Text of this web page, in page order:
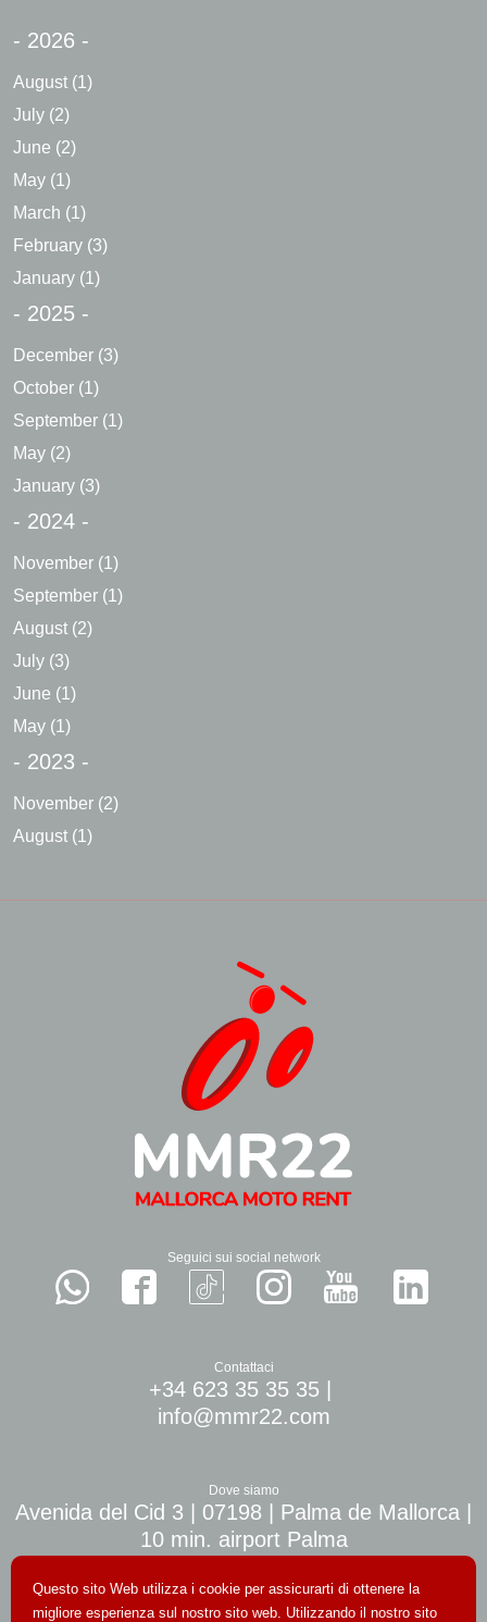
- 2026 -
August (1)
July (2)
June (2)
May (1)
March (1)
February (3)
January (1)
- 2025 -
December (3)
October (1)
September (1)
May (2)
January (3)
- 2024 -
November (1)
September (1)
August (2)
July (3)
June (1)
May (1)
- 2023 -
November (2)
August (1)
Seguici sui social network
Contattaci
+34 623 35 35 35
info@mmr22.com
Dove siamo
Avenida del Cid 3 | 07198 | Palma de Mallorca |
10 min. airport Palma
Questo sito Web utilizza i cookie per assicurarti di ottenere la
migliore esperienza sul nostro sito web. Utilizzando il nostro sito